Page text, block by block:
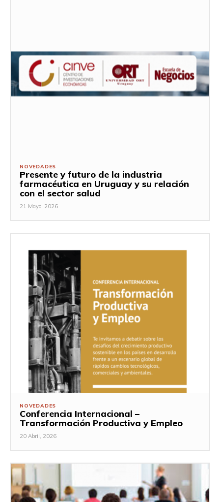
NOVEDADES
Presente y futuro de la industria
farmacéutica en Uruguay y su relación
con el sector salud
21 Mayo, 2026
NOVEDADES
Conferencia Internacional –
Transformación Productiva y Empleo
20 Abril, 2026